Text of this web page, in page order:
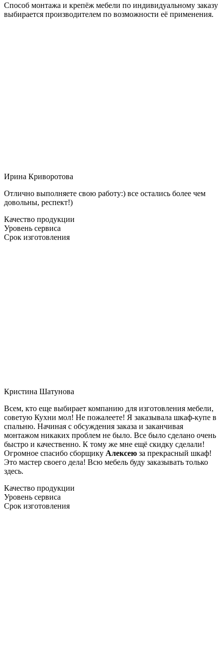
Способ монтажа и крепёж мебели по индивидуальному заказу
выбирается производителем по возможности её применения.
Ирина Криворотова
Отлично выполняете свою работу:) все остались более чем
довольны, респект!)
Качество продукции
Уровень сервиса
Срок изготовления
Кристина Шатунова
Всем, кто еще выбирает компанию для изготовления мебели,
советую Кухни мол! Не пожалеете! Я заказывала шкаф-купе в
спальню. Начиная с обсуждения заказа и заканчивая
монтажом никаких проблем не было. Все было сделано очень
быстро и качественно. К тому же мне ещё скидку сделали!
Огромное спасибо сборщику Алексею за прекрасный шкаф!
Это мастер своего дела! Всю мебель буду заказывать только
здесь.
Качество продукции
Уровень сервиса
Срок изготовления